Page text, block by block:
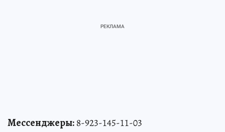
Мессенджеры:8-923-145-11-03